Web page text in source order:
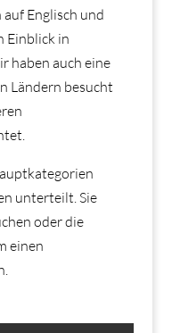
Englisch und
Einblick in
haben auch eine
Ländern besucht
unterteilt. Sie
oder die
einen